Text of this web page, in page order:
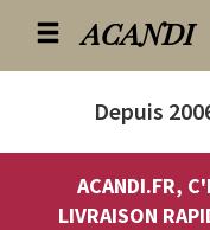
ACANDI
Depuis
ACANDI.FR,
LIVRAISON